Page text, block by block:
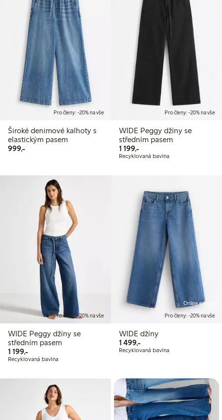
Pro členy: -20% na vše
Široké denimové kalhoty s
elastickým pasem
999,-999,00 Kč
Pro členy: -20% na vše
WIDE Peggy džíny se
středním pasem
1 199,-1 199,00 Kč
Recyklovaná bavlna
Pro členy: -20% na vše
WIDE Peggy džíny se
středním pasem
1 199,-1 199,00 Kč
Recyklovaná bavlna
Online edition
Pro členy: -20% na vše
WIDE džíny
1 499,-1 499,00 Kč
Recyklovaná bavlna